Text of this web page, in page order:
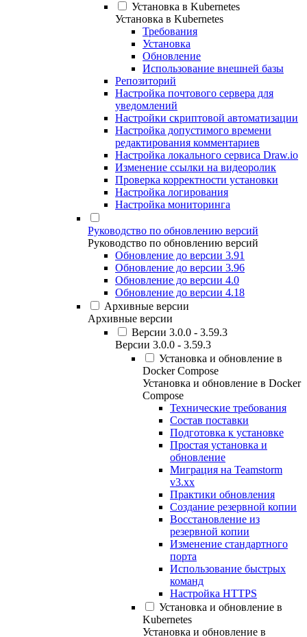
Установка в Kubernetes
Установка в Kubernetes
Требования
Установка
Обновление
Использование внешней базы
Репозиторий
Настройка почтового сервера для
уведомлений
Настройки скриптовой автоматизации
Настройка допустимого времени
редактирования комментариев
Настройка локального сервиса Draw.io
Изменение ссылки на видеоролик
Проверка корректности установки
Настройка логирования
Настройка мониторинга
Руководство по обновлению версий
Руководство по обновлению версий
Обновление до версии 3.91
Обновление до версии 3.96
Обновление до версии 4.0
Обновление до версии 4.18
Архивные версии
Архивные версии
Версии 3.0.0 - 3.59.3
Версии 3.0.0 - 3.59.3
Установка и обновление в
Docker Compose
Установка и обновление в Docker
Compose
Технические требования
Состав поставки
Подготовка к установке
Простая установка и
обновление
Миграция на Teamstorm
v3.xx
Практики обновления
Создание резервной копии
Восстановление из
резервной копии
Изменение стандартного
порта
Использование быстрых
команд
Настройка HTTPS
Установка и обновление в
Kubernetes
Установка и обновление в